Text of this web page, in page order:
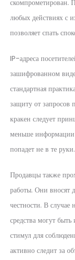
скомпрометирован.
любых действиях с
позволяет спать
IP-адреса
зашифрованном
стандартная
защиту от запросов
кракен следует
меньше информации
попадет не в те руки.
Продавцы также
работы. Они вносят
честности. В
средства могут
стимул для
активно следит за